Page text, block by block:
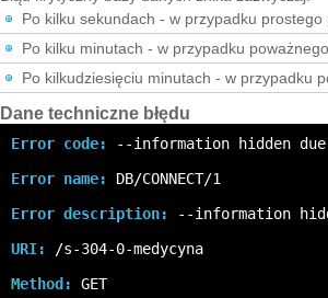
Po kilku sekundach - w przypadku
Po kilku minutach - w przypadku
Po kilkudziesięciu minutach - w przypadku
Dane techniczne błędu
Error code:
--information hidden
Error name:
DB/CONNECT/1
Error description:
--information
URI:
/s-304-0-medycyna
Method:
GET